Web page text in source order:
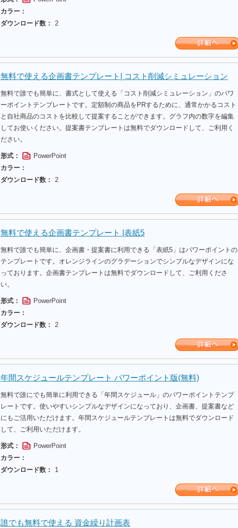
カラー：
ダウンロード数：
2
無料で使える企画書テンプレート| コスト削減シミュレーション
無料で誰でも簡単に、書式として使える「コスト削減シミュレーション」のパワ
ーポイントテンプレートです。定額制の商品をPRするために、通常かかるコスト
と自社商品のコストを比較して提案することができます。グラフ内の数字を編集
してお使いください。提案書テンプレートは無料でダウンロードして、ご利用く
ださい。
形式：
PowerPoint
カラー：
ダウンロード数：
2
無料で使える企画書テンプレート |表紙5
無料で誰でも簡単に、企画書・提案書に利用できる「表紙5」はパワーポイントの
テンプレートです。オレンジラインのグラデーションでシンプルなデザインにな
っております。企画書テンプレートは無料でダウンロードして、ご利用くださ
い。
形式：
PowerPoint
カラー：
ダウンロード数：
2
年間スケジュールテンプレート パワーポイント版(無料)
無料で誰にでも簡単に利用できる「年間スケジュール」のパワーポイントテンプ
レートです。使いやすいシンプルなデザインになっており、企画書、提案書など
にもご活用いただけます。年間スケジュールテンプレートは無料でダウンロード
して、ご利用いただけます。
形式：
PowerPoint
カラー：
ダウンロード数：
1
誰でも無料で使える 資金繰り計画表